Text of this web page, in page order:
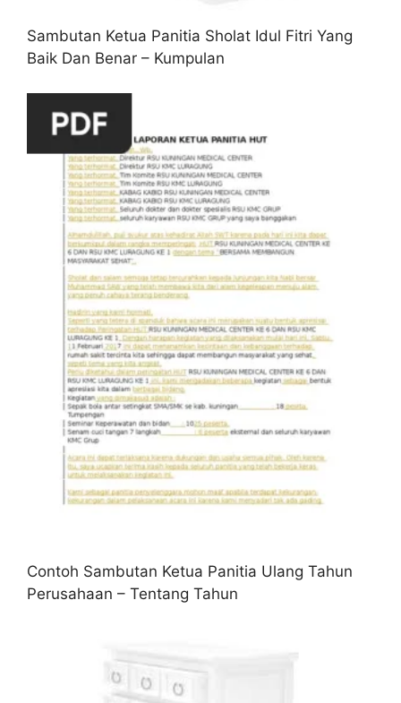
Sambutan Ketua Panitia Sholat Idul Fitri Yang
Baik Dan Benar – Kumpulan
Contoh Sambutan Ketua Panitia Ulang Tahun
Perusahaan – Tentang Tahun